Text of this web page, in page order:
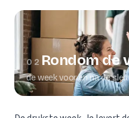
02 Rondom de
de week voor en na de